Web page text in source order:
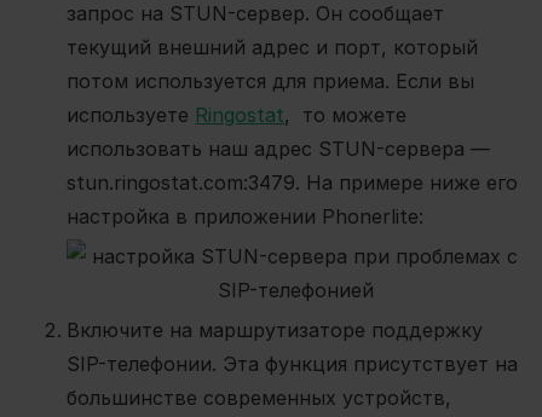
запрос на STUN-сервер. Он сообщает
текущий внешний адрес и порт, который
потом используется для приема. Если вы
используете Ringostat, то можете
использовать наш адрес STUN-сервера —
stun.ringostat.com:3479. На примере ниже его
настройка в приложении Phonerlite:
Включите на маршрутизаторе поддержку
SIP-телефонии. Эта функция присутствует на
большинстве современных устройств,